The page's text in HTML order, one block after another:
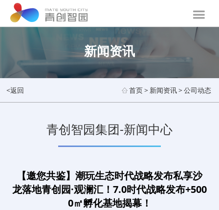
新闻资讯
<返回 首页> 新闻资讯>公司动态
青创智园集团-新闻中心
【邀您共鉴】潮玩生态时代战略发布私享沙
龙落地青创园·观澜汇！7.0时代战略发布+500
0㎡孵化基地揭幕！